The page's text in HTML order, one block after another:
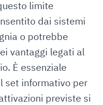
limite
dai sistemi
o potrebbe
vantaggi legati al
È essenziale
set informativo per
previste si